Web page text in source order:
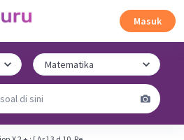
Masuk